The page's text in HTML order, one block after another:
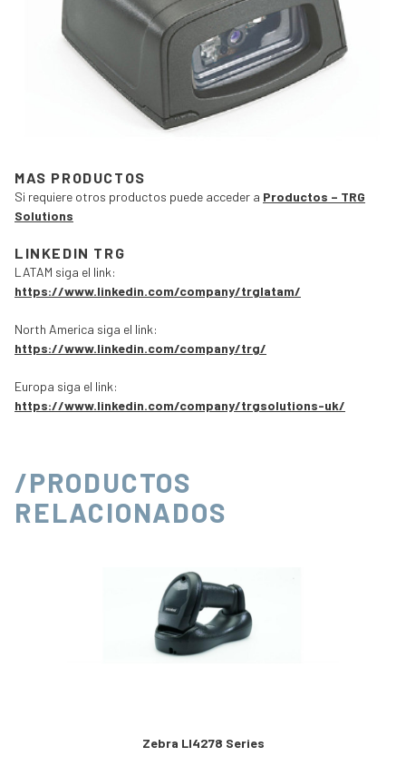
MAS PRODUCTOS
Si requiere otros productos puede acceder a Productos – TRG
Solutions
LINKEDIN TRG
LATAM siga el link:
https://www.linkedin.com/company/trglatam/
North America siga el link:
https://www.linkedin.com/company/trg/
Europa siga el link:
https://www.linkedin.com/company/trgsolutions-uk/
/PRODUCTOS
RELACIONADOS
Zebra LI4278 Series